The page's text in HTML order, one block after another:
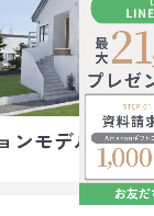
ンモデルハウス